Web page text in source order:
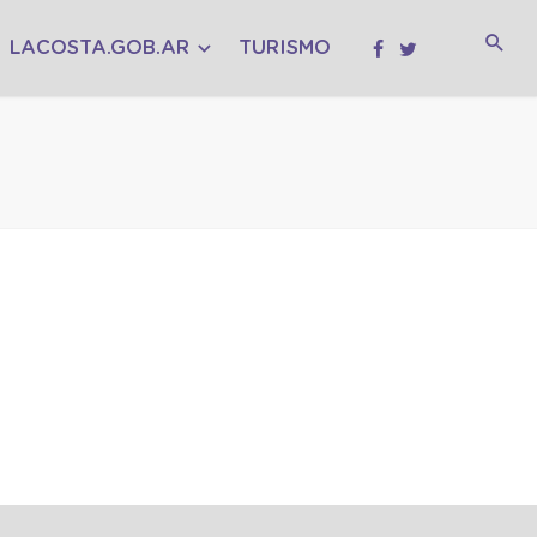
LACOSTA.GOB.AR TURISMO